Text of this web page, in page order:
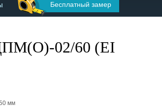
Бесплатный замер
ДПМ(О)-02/60 (EI
мм